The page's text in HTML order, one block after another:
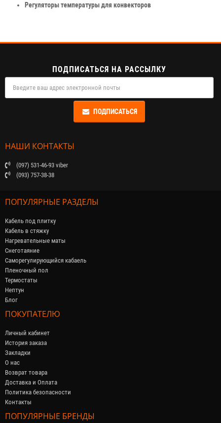
Регуляторы температуры для конвекторов
ПОДПИСАТЬСЯ НА РАССЫЛКУ
ПОДПИСАТЬСЯ
НАШИ КОНТАКТЫ
(097) 531-46-93 viber
(093) 757-38-38
ПОПУЛЯРНЫЕ РАЗДЕЛЫ
Кабель под плитку
Кабель в стяжку
Нагревательные маты
Снеготаяние
Саморегулирующийся кабaель
Пленочный пол
Термостаты
Нептун
Блог
ПОКУПАТЕЛЮ
Личный кабинет
История заказа
Закладки
О нас
Возврат товара
Доставка и Оплата
Политика безопасности
Контакты
ПОПУЛЯРНЫЕ БРЕНДЫ